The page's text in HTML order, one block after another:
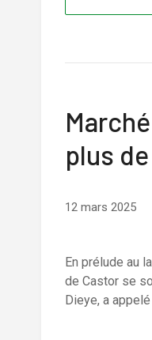
plus
12 mars 2025
En prélude au
de Castor se
Dieye, a